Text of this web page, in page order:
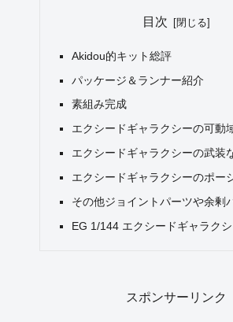
目次
Akidou的キット総評
パッケージ＆ランナー紹介
素組み完成
エクシードギャラクシーの可動
エクシードギャラクシーの武装
エクシードギャラクシーのポー
その他ジョイントパーツや余剰
EG 1/144 エクシードギャラク
スポンサーリンク